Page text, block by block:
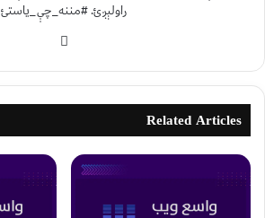
راولېږئ. #مننه_چې_یاستئ
Related Articles